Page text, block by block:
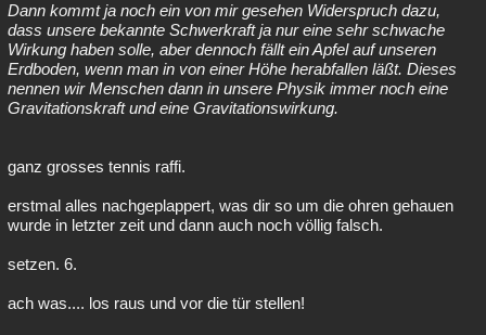
Dann kommt ja noch ein von mir gesehen Widerspruch dazu,
dass unsere bekannte Schwerkraft ja nur eine sehr schwache
Wirkung haben solle, aber dennoch fällt ein Apfel auf unseren
Erdboden, wenn man in von einer Höhe herabfallen läßt. Dieses
nennen wir Menschen dann in unsere Physik immer noch eine
Gravitationskraft und eine Gravitationswirkung.
ganz grosses tennis raffi.
erstmal alles nachgeplappert, was dir so um die ohren gehauen
wurde in letzter zeit und dann auch noch völlig falsch.
setzen. 6.
ach was.... los raus und vor die tür stellen!